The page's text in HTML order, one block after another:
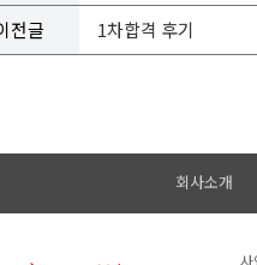
전글
1차합격 후기
회사소개